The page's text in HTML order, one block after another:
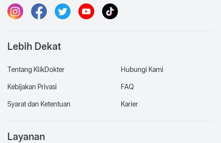
Lebih Dekat
Tentang KlikDokter
Kebijakan Privasi
Syarat dan Ketentuan
Hubungi Kami
FAQ
Karier
Layanan